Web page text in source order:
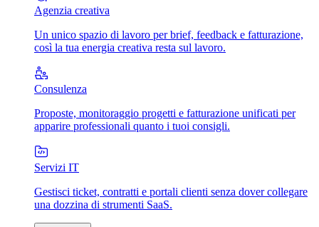
Agenzia creativa
Un unico spazio di lavoro per brief, feedback e fatturazione,
così la tua energia creativa resta sul lavoro.
Consulenza
Proposte, monitoraggio progetti e fatturazione unificati per
apparire professionali quanto i tuoi consigli.
Servizi IT
Gestisci ticket, contratti e portali clienti senza dover collegare
una dozzina di strumenti SaaS.